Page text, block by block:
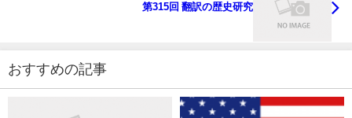
第315回 翻訳の歴史研究
おすすめの記事